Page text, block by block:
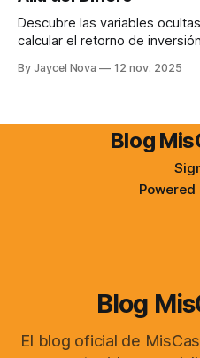
Descubre las variables
calcular el retorno de
costos ocultos y el impacto
By Jaycel Nova 12 nov. 2025
Blog
Powered
Blog
El blog oficial de